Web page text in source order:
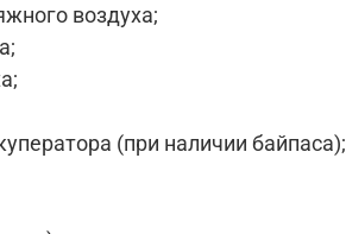
воздуха;
(при наличии байпаса);